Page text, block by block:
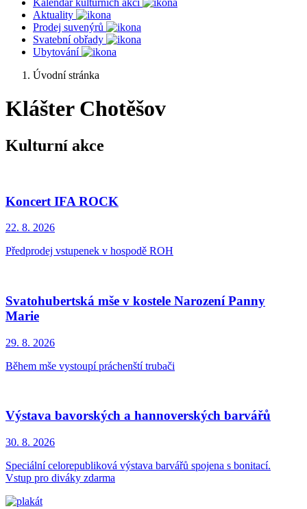
Kalendář kulturních akcí
Aktuality
Prodej suvenýrů
Svatební obřady
Ubytování
Úvodní stránka
Klášter Chotěšov
Kulturní akce
Koncert IFA ROCK
22. 8. 2026
Předprodej vstupenek v hospodě ROH
Svatohubertská mše v kostele Narození Panny
Marie
29. 8. 2026
Během mše vystoupí práchenští trubači
Výstava bavorských a hannoverských barvářů
30. 8. 2026
Speciální celorepubliková výstava barvářů spojena s bonitací.
Vstup pro diváky zdarma